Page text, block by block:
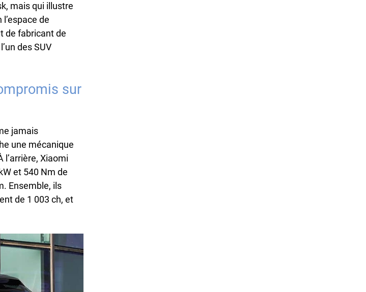
mais qui illustre
de
de fabricant de
des SUV
sur
jamais
une mécanique
Xiaomi
et 540 Nm de
Ensemble, ils
de 1 003 ch, et